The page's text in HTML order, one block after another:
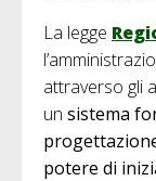
La legge
attraverso gli
un sistema
potere di